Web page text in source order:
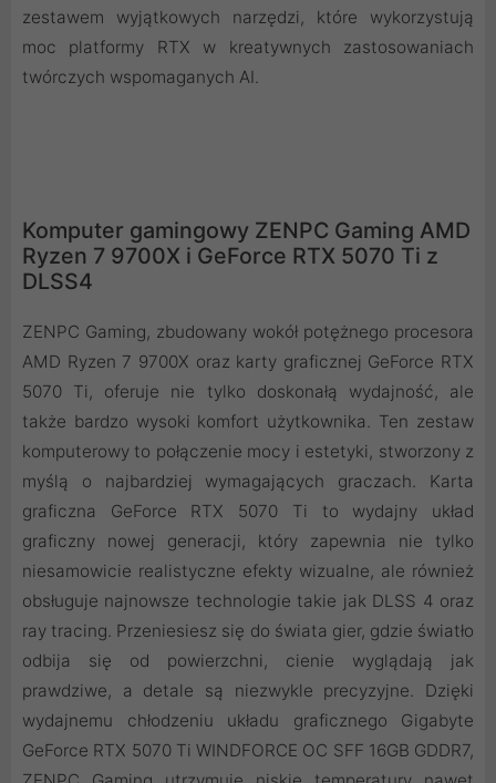
zestawem wyjątkowych narzędzi, które wykorzystują
moc platformy RTX w kreatywnych zastosowaniach
twórczych wspomaganych AI.
Komputer gamingowy ZENPC Gaming AMD
Ryzen 7 9700X i GeForce RTX 5070 Ti z
DLSS4
ZENPC Gaming, zbudowany wokół potężnego procesora
AMD Ryzen 7 9700X oraz karty graficznej GeForce RTX
5070 Ti, oferuje nie tylko doskonałą wydajność, ale
także bardzo wysoki komfort użytkownika. Ten zestaw
komputerowy to połączenie mocy i estetyki, stworzony z
myślą o najbardziej wymagających graczach. Karta
graficzna GeForce RTX 5070 Ti to wydajny układ
graficzny nowej generacji, który zapewnia nie tylko
niesamowicie realistyczne efekty wizualne, ale również
obsługuje najnowsze technologie takie jak DLSS 4 oraz
ray tracing. Przeniesiesz się do świata gier, gdzie światło
odbija się od powierzchni, cienie wyglądają jak
prawdziwe, a detale są niezwykle precyzyjne. Dzięki
wydajnemu chłodzeniu układu graficznego Gigabyte
GeForce RTX 5070 Ti WINDFORCE OC SFF 16GB GDDR7,